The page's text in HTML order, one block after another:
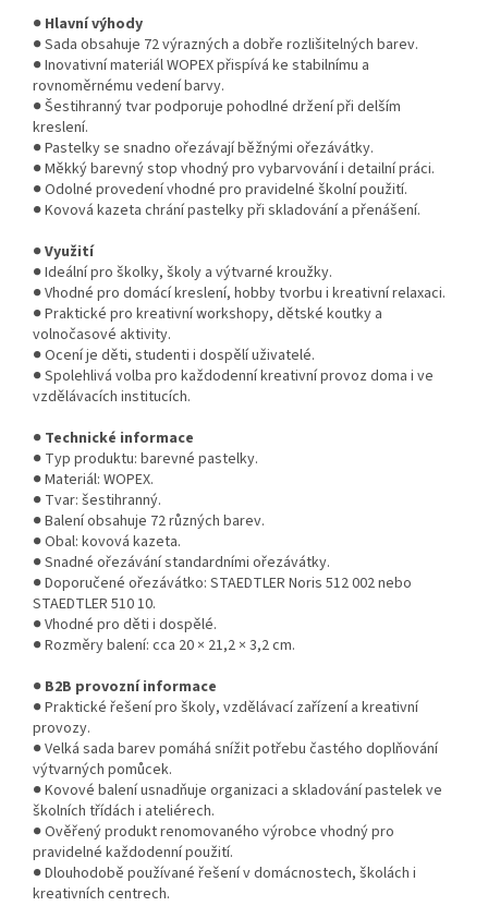
● Hlavní výhody
● Sada obsahuje 72 výrazných a dobře rozlišitelných barev.
● Inovativní materiál WOPEX přispívá ke stabilnímu a
rovnoměrnému vedení barvy.
● Šestihranný tvar podporuje pohodlné držení při delším
kreslení.
● Pastelky se snadno ořezávají běžnými ořezávátky.
● Měkký barevný stop vhodný pro vybarvování i detailní práci.
● Odolné provedení vhodné pro pravidelné školní použití.
● Kovová kazeta chrání pastelky při skladování a přenášení.
●Využití
● Ideální pro školky, školy a výtvarné kroužky.
● Vhodné pro domácí kreslení, hobby tvorbu i kreativní relaxaci.
● Praktické pro kreativní workshopy, dětské koutky a
volnočasové aktivity.
● Ocení je děti, studenti i dospělí uživatelé.
● Spolehlivá volba pro každodenní kreativní provoz doma i ve
vzdělávacích institucích.
● Technické informace
● Typ produktu: barevné pastelky.
● Materiál: WOPEX.
● Tvar: šestihranný.
● Balení obsahuje 72 různých barev.
● Obal: kovová kazeta.
● Snadné ořezávání standardními ořezávátky.
● Doporučené ořezávátko: STAEDTLER Noris 512 002 nebo
STAEDTLER 510 10.
● Vhodné pro děti i dospělé.
● Rozměry balení: cca 20 × 21,2 × 3,2 cm.
● B2B provozní informace
● Praktické řešení pro školy, vzdělávací zařízení a kreativní
provozy.
● Velká sada barev pomáhá snížit potřebu častého doplňování
výtvarných pomůcek.
● Kovové balení usnadňuje organizaci a skladování pastelek ve
školních třídách i ateliérech.
● Ověřený produkt renomovaného výrobce vhodný pro
pravidelné každodenní použití.
● Dlouhodobě používané řešení v domácnostech, školách i
kreativních centrech.